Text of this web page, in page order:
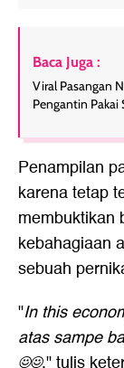
Baca Juga :
Viral Pasangan
Pengantin Pakai
Penampilan
karena tetap
membuktikan
kebahagiaan
sebuah
"In this
atas sampe